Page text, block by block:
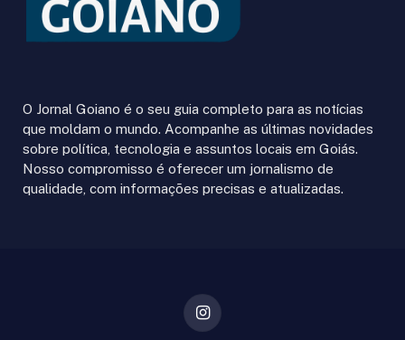
O Jornal Goiano é o seu guia completo para as notícias
que moldam o mundo. Acompanhe as últimas novidades
sobre política, tecnologia e assuntos locais em Goiás.
Nosso compromisso é oferecer um jornalismo de
qualidade, com informações precisas e atualizadas.
Instagram